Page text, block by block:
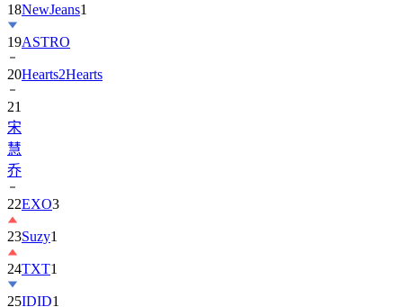
18NewJeans1
19ASTRO
20Hearts2Hearts
21
宋
慧
乔
22EXO3
23Suzy1
24TXT1
25IDID1